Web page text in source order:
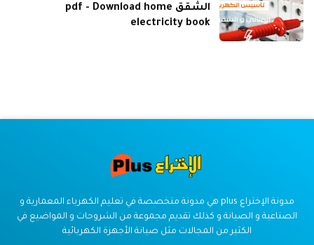
الشقق pdf - Download home
electricity book
مدونة الإختراع plus هي مدونة متخصصة في تعليم الكهرباء المعمارية و
الصناعية و الصيانة و كذلك تقديم مجموعة من الشروحات و المواضيع في
الكثير من المجالات مثل صيانة الأجهزة الكهربائية